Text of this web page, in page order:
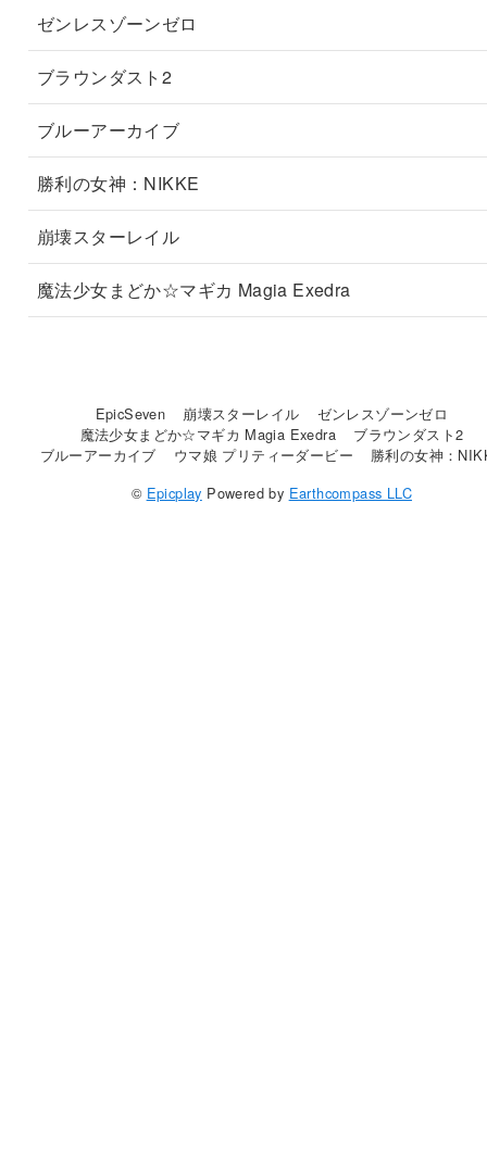
ゼンレスゾーンゼロ
ブラウンダスト2
ブルーアーカイブ
勝利の女神：NIKKE
崩壊スターレイル
魔法少女まどか☆マギカ Magia Exedra
EpicSeven 崩壊スターレイル
ゼンレスゾーンゼロ
魔法少女まどか☆マギカ Magia Exedra
ブラウンダスト2
ブルーアーカイブ
ウマ娘 プリティーダービー
勝利の女神：
© Epicplay Powered by Earthcompass LLC